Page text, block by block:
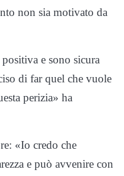
non sia motivato da
e sono sicura
di far quel che vuole
perizia» ha
«Io credo che
e può avvenire con